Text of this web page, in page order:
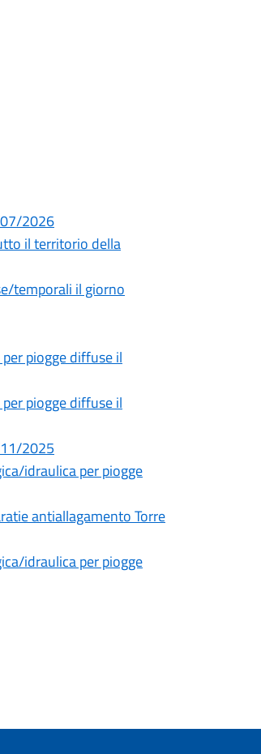
2026
il territorio della
temporali il giorno
piogge diffuse il
piogge diffuse il
2025
idraulica per piogge
antiallagamento Torre
idraulica per piogge